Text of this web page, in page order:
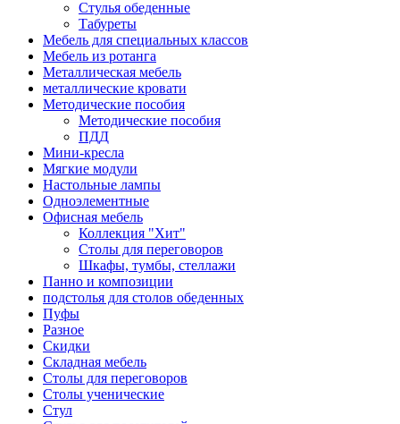
Стулья обеденные
Табуреты
Мебель для специальных классов
Мебель из ротанга
Металлическая мебель
металлические кровати
Методические пособия
Методические пособия
ПДД
Мини-кресла
Мягкие модули
Настольные лампы
Одноэлементные
Офисная мебель
Коллекция "Хит"
Столы для переговоров
Шкафы, тумбы, стеллажи
Панно и композиции
подстолья для столов обеденных
Пуфы
Разное
Скидки
Складная мебель
Столы для переговоров
Столы ученические
Стул